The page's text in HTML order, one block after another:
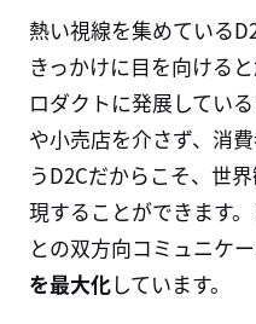
熱い視線を集めている
きっかけに目を向ける
ロダクトに発展してい
や小売店を介さず、消
うD2Cだからこそ、世
現することができます
との双方向コミュニケ
を最大化しています。